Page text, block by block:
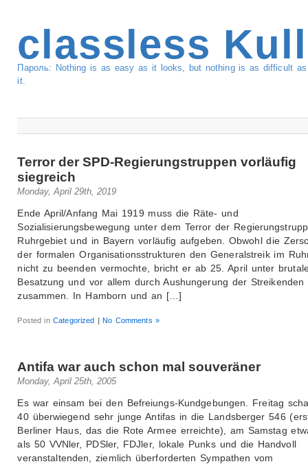
classless
Пароль: Nothing is as easy as it looks, but nothing is as difficult
it.
Terror der SPD-Regierungstruppen vorläufig
siegreich
Monday, April 29th, 2019
Ende April/Anfang Mai 1919 muss die Räte- und
Sozialisierungsbewegung unter dem Terror der
Ruhrgebiet und in Bayern vorläufig aufgeben. Obwohl die
der formalen Organisationsstrukturen den Generalstreik im
nicht zu beenden vermochte, bricht er ab 25. April unter
Besatzung und vor allem durch Aushungerung der Streikenden
zusammen. In Hamborn und an […]
Posted inCategorized | No Comments »
Antifa war auch schon mal souveräner
Monday, April 25th, 2005
Es war einsam bei den Befreiungs-Kundgebungen. Freitag
40 überwiegend sehr junge Antifas in die Landsberger 546
Berliner Haus, das die Rote Armee erreichte), am Samstag
als 50 VVNler, PDSler, FDJler, lokale Punks und die Handvoll
veranstaltenden, ziemlich überforderten Sympathen vom